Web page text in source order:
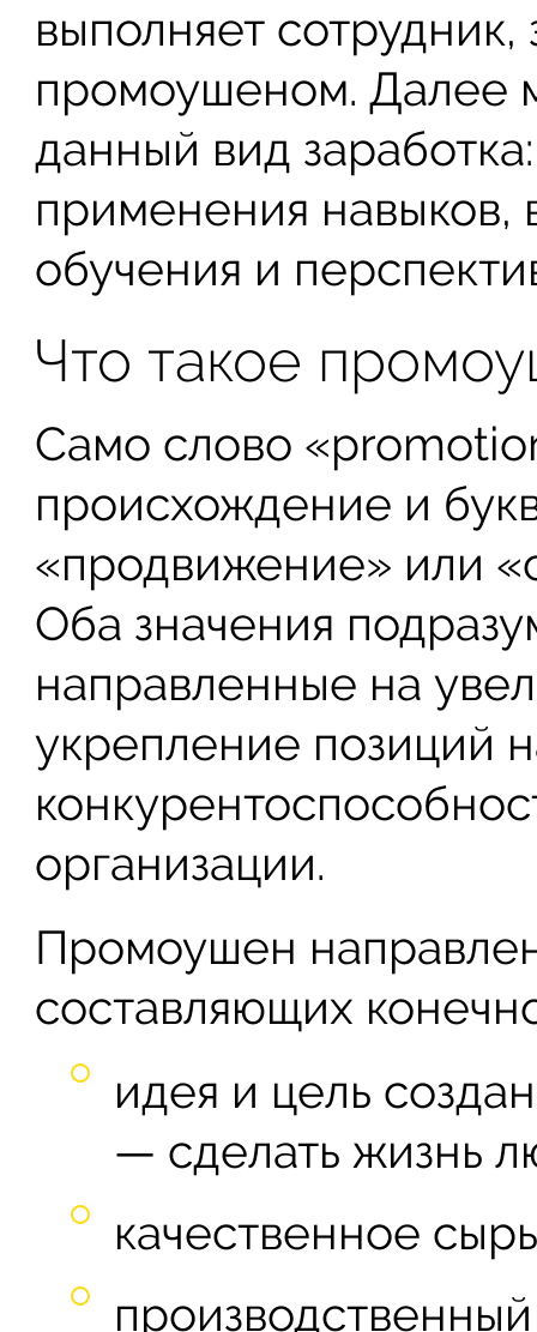
выполняет
промоушеном. Далее
данный вид
применения навыков,
обучения и
Что такое
Само слово
происхождение и
«продвижение» или
Оба значения
направленные на
укрепление позиций
организации.
Промоушен
составляющих
идея и цель
— сделать жизнь
качественное